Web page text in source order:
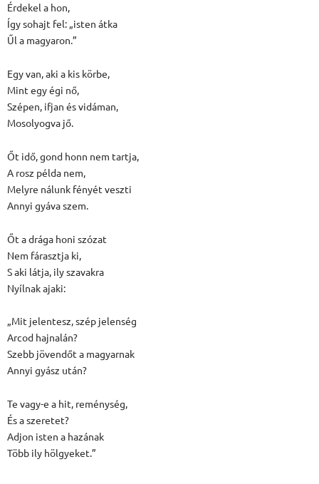
Érdekel a hon,
Így sohajt fel: „isten átka
Űl a magyaron.”
Egy van, aki a kis körbe,
Mint egy égi nő,
Szépen, ifjan és vidáman,
Mosolyogva jő.
Őt idő, gond honn nem tartja,
A rosz példa nem,
Melyre nálunk fényét veszti
Annyi gyáva szem.
Őt a drága honi szózat
Nem fárasztja ki,
S aki látja, ily szavakra
Nyílnak ajaki:
„Mit jelentesz, szép jelenség
Arcod hajnalán?
Szebb jövendőt a magyarnak
Annyi gyász után?
Te vagy-e a hit, reménység,
És a szeretet?
Adjon isten a hazának
Több ily hölgyeket.”